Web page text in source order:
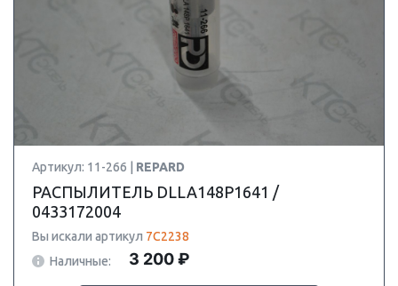
Артикул: 11-266 | REPARD
РАСПЫЛИТЕЛЬ DLLA148P1641 /
0433172004
Вы искали артикул 7C2238
Наличные:
3 200 ₽